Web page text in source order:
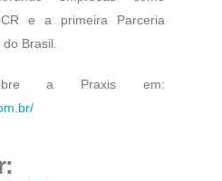
e a primeira Parceria
Brasil.
a Praxis em: